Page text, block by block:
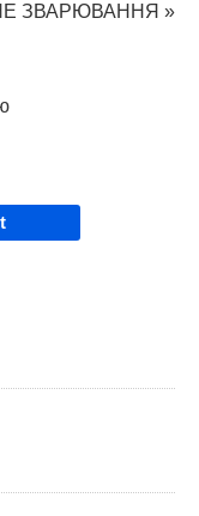
ЗВАРЮВАННЯ »